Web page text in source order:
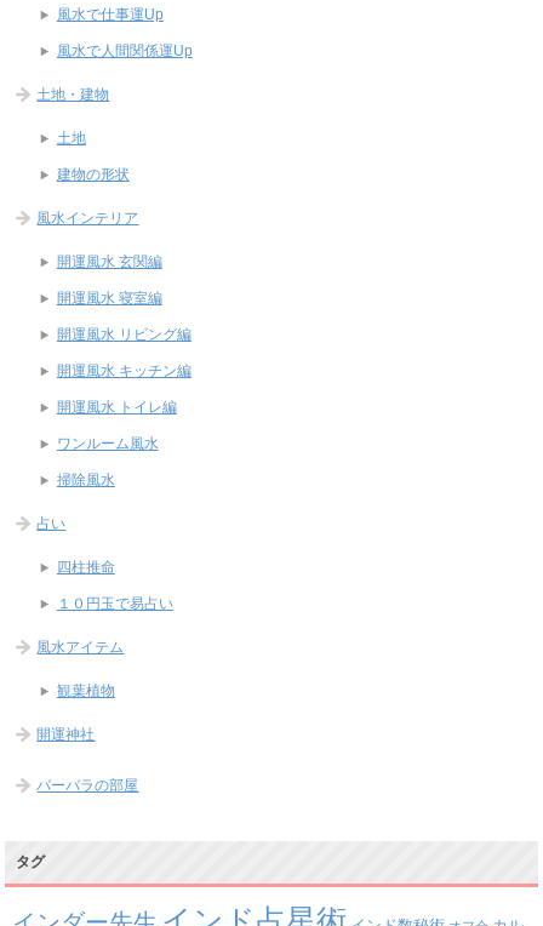
風水で仕事運Up
風水で人間関係運Up
土地・建物
土地
建物の形状
風水インテリア
開運風水 玄関編
開運風水 寝室編
開運風水 リビング編
開運風水 キッチン編
開運風水 トイレ編
ワンルーム風水
掃除風水
占い
四柱推命
１０円玉で易占い
風水アイテム
観葉植物
開運神社
バーバラの部屋
タグ